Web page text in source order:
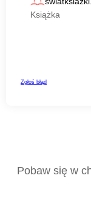
Pobaw się w